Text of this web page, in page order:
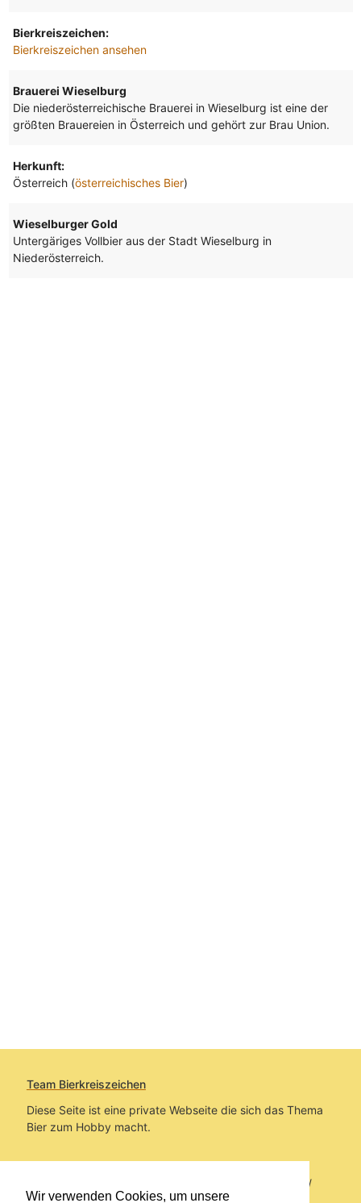
Wir verwenden Cookies, um unsere
Bierkreiszeichen:
Bierkreiszeichen ansehen
Brauerei Wieselburg
Die niederösterreichische Brauerei in Wieselburg ist eine der
größten Brauereien in Österreich und gehört zur Brau Union.
Herkunft:
Österreich (österreichisches Bier)
Wieselburger Gold
Untergäriges Vollbier aus der Stadt Wieselburg in
Niederösterreich.
Team Bierkreiszeichen
Diese Seite ist eine private Webseite die sich das Thema
Bier zum Hobby macht.
Sie befinden sich auf https://www.bierkreiszeichen.at/